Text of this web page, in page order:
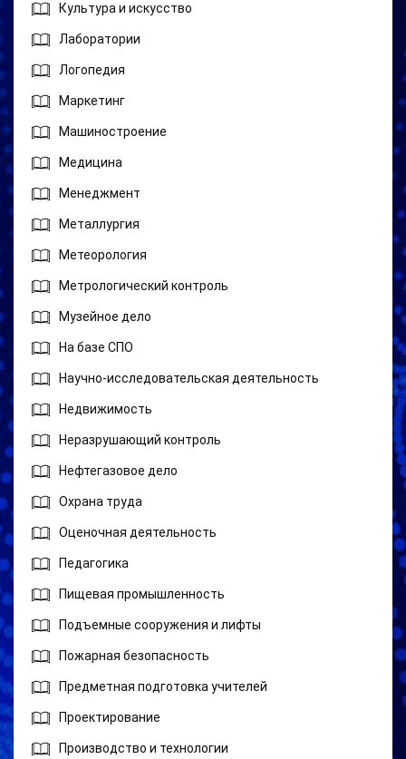
Культура и искусство
Лаборатории
Логопедия
Маркетинг
Машиностроение
Медицина
Менеджмент
Металлургия
Метеорология
Метрологический контроль
Музейное дело
На базе СПО
Научно-исследовательская деятельность
Недвижимость
Неразрушающий контроль
Нефтегазовое дело
Охрана труда
Оценочная деятельность
Педагогика
Пищевая промышленность
Подъемные сооружения и лифты
Пожарная безопасность
Предметная подготовка учителей
Проектирование
Производство и технологии